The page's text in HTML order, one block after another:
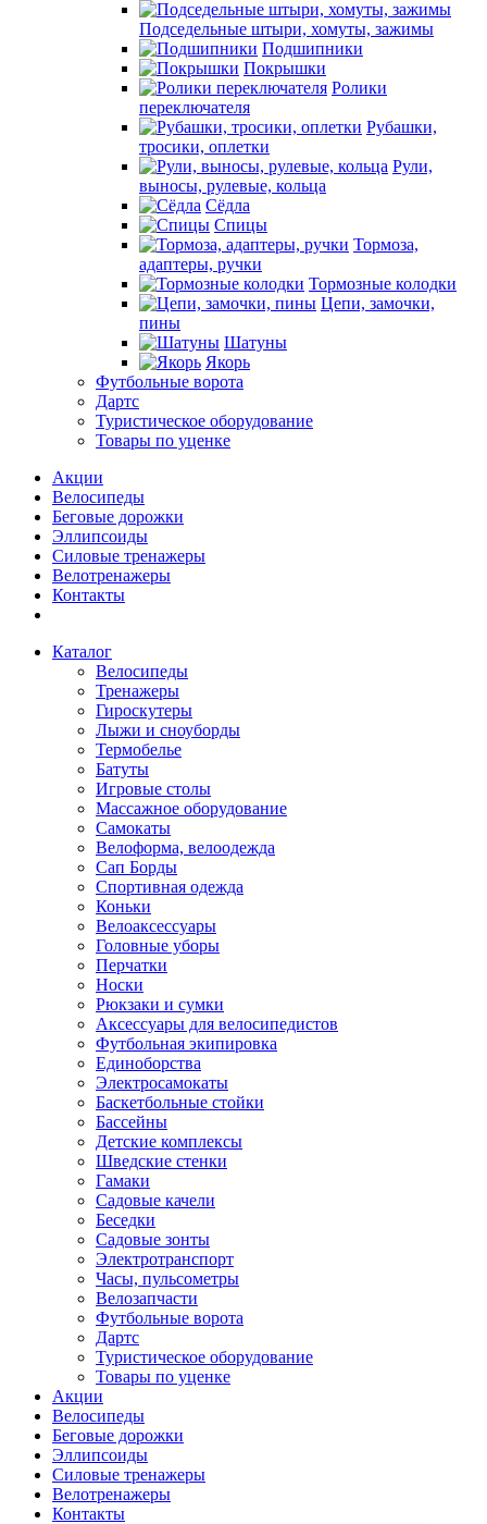
Подседельные штыри, хомуты, зажимы
Подшипники
Покрышки
Ролики
переключателя
Рубашки,
тросики, оплетки
Рули,
выносы, рулевые, кольца
Сёдла
Спицы
Тормоза,
адаптеры, ручки
Тормозные колодки
Цепи, замочки,
пины
Шатуны
Якорь
Футбольные ворота
Дартс
Туристическое оборудование
Товары по уценке
Акции
Велосипеды
Беговые дорожки
Эллипсоиды
Силовые тренажеры
Велотренажеры
Контакты
Каталог
Велосипеды
Тренажеры
Гироскутеры
Лыжи и сноуборды
Термобелье
Батуты
Игровые столы
Массажное оборудование
Самокаты
Велоформа, велоодежда
Сап Борды
Спортивная одежда
Коньки
Велоаксессуары
Головные уборы
Перчатки
Носки
Рюкзаки и сумки
Аксессуары для велосипедистов
Футбольная экипировка
Единоборства
Электросамокаты
Баскетбольные стойки
Бассейны
Детские комплексы
Шведские стенки
Гамаки
Садовые качели
Беседки
Садовые зонты
Электротранспорт
Часы, пульсометры
Велозапчасти
Футбольные ворота
Дартс
Туристическое оборудование
Товары по уценке
Акции
Велосипеды
Беговые дорожки
Эллипсоиды
Силовые тренажеры
Велотренажеры
Контакты